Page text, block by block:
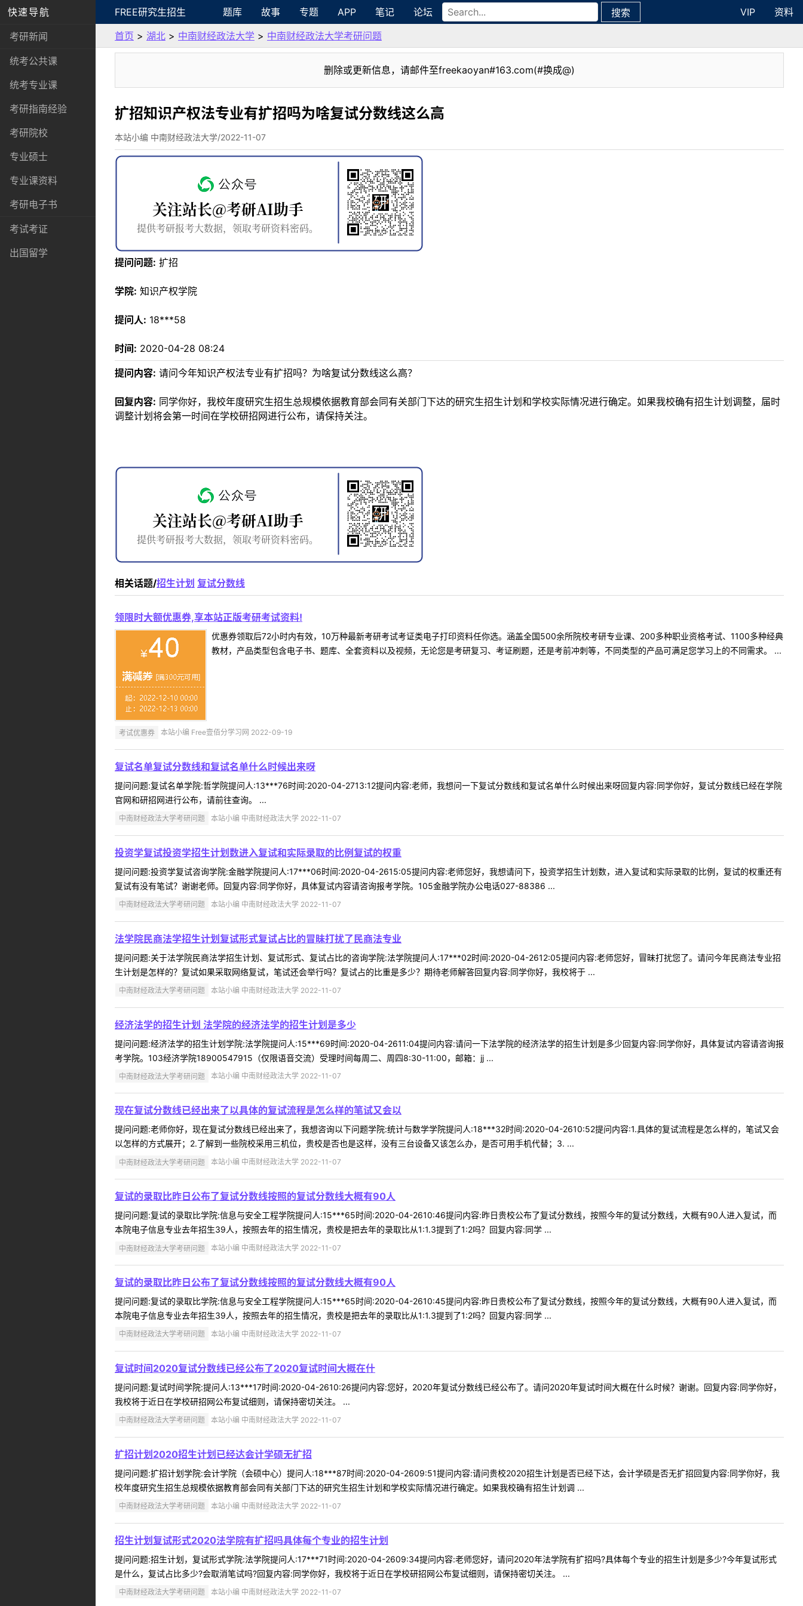
快速导航
考研新闻
统考公共课
统考专业课
考研指南经验
考研院校
专业硕士
专业课资料
考研电子书
考试考证
出国留学
FREE研究生招生 题库 故事 专题 APP 笔记 论坛 搜索 VIP
资料
首页 > 湖北 > 中南财经政法大学 > 中南财经政法大学考研问题
删除或更新信息，请邮件至freekaoyan#163.com(#换成@)
扩招知识产权法专业有扩招吗为啥复试分数线这么高
本站小编 中南财经政法大学/2022-11-07
提问问题: 扩招
学院: 知识产权学院
提问人: 18***58
时间: 2020-04-28 08:24
提问内容: 请问今年知识产权法专业有扩招吗？为啥复试分数线这么高？
回复内容: 同学你好，我校年度研究生招生总规模依据教育部会同有关部门下达的研究生招生计划和学校实际情况进行确定。如果我校确有招生计划调整，届时
调整计划将会第一时间在学校研招网进行公布，请保持关注。
相关话题/招生计划 复试分数线
领限时大额优惠券,享本站正版考研考试资料!
优惠券领取后72小时内有效，10万种最新考研考试考证类电子打印资料任你选。涵盖全国500余所院校考研专业课、200多种职业资格考试、1100多种经典
教材，产品类型包含电子书、题库、全套资料以及视频，无论您是考研复习、考证刷题，还是考前冲刺等，不同类型的产品可满足您学习上的不同需求。 ...
考试优惠券 本站小编 Free壹佰分学习网 2022-09-19
复试名单复试分数线和复试名单什么时候出来呀
提问问题:复试名单学院:哲学院提问人:13***76时间:2020-04-2713:12提问内容:老师，我想问一下复试分数线和复试名单什么时候出来呀回复内容:同学你好，复试分数线已经在学院
官网和研招网进行公布，请前往查询。 ...
中南财经政法大学考研问题 本站小编 中南财经政法大学 2022-11-07
投资学复试投资学招生计划数进入复试和实际录取的比例复试的权重
提问问题:投资学复试咨询学院:金融学院提问人:17***06时间:2020-04-2615:05提问内容:老师您好，我想请问下，投资学招生计划数，进入复试和实际录取的比例，复试的权重还有
复试有没有笔试？谢谢老师。回复内容:同学你好，具体复试内容请咨询报考学院。105金融学院办公电话027-88386 ...
中南财经政法大学考研问题 本站小编 中南财经政法大学 2022-11-07
法学院民商法学招生计划复试形式复试占比的冒昧打扰了民商法专业
提问问题:关于法学院民商法学招生计划、复试形式、复试占比的咨询学院:法学院提问人:17***02时间:2020-04-2612:05提问内容:老师您好，冒昧打扰您了。请问今年民商法专业招
生计划是怎样的？复试如果采取网络复试，笔试还会举行吗？复试占的比重是多少？期待老师解答回复内容:同学你好，我校将于 ...
中南财经政法大学考研问题 本站小编 中南财经政法大学 2022-11-07
经济法学的招生计划 法学院的经济法学的招生计划是多少
提问问题:经济法学的招生计划学院:法学院提问人:15***69时间:2020-04-2611:04提问内容:请问一下法学院的经济法学的招生计划是多少回复内容:同学你好，具体复试内容请咨询报
考学院。103经济学院18900547915（仅限语音交流）受理时间每周二、周四8:30-11:00，邮箱：jj ...
中南财经政法大学考研问题 本站小编 中南财经政法大学 2022-11-07
现在复试分数线已经出来了以具体的复试流程是怎么样的笔试又会以
提问问题:老师你好，现在复试分数线已经出来了，我想咨询以下问题学院:统计与数学学院提问人:18***32时间:2020-04-2610:52提问内容:1.具体的复试流程是怎么样的，笔试又会
以怎样的方式展开；2.了解到一些院校采用三机位，贵校是否也是这样，没有三台设备又该怎么办，是否可用手机代替；3. ...
中南财经政法大学考研问题 本站小编 中南财经政法大学 2022-11-07
复试的录取比昨日公布了复试分数线按照的复试分数线大概有90人
提问问题:复试的录取比学院:信息与安全工程学院提问人:15***65时间:2020-04-2610:46提问内容:昨日贵校公布了复试分数线，按照今年的复试分数线，大概有90人进入复试，而
本院电子信息专业去年招生39人，按照去年的招生情况，贵校是把去年的录取比从1:1.3提到了1:2吗？回复内容:同学 ...
中南财经政法大学考研问题 本站小编 中南财经政法大学 2022-11-07
复试的录取比昨日公布了复试分数线按照的复试分数线大概有90人
提问问题:复试的录取比学院:信息与安全工程学院提问人:15***65时间:2020-04-2610:45提问内容:昨日贵校公布了复试分数线，按照今年的复试分数线，大概有90人进入复试，而
本院电子信息专业去年招生39人，按照去年的招生情况，贵校是把去年的录取比从1:1.3提到了1:2吗？回复内容:同学 ...
中南财经政法大学考研问题 本站小编 中南财经政法大学 2022-11-07
复试时间2020复试分数线已经公布了2020复试时间大概在什
提问问题:复试时间学院:提问人:13***17时间:2020-04-2610:26提问内容:您好，2020年复试分数线已经公布了。请问2020年复试时间大概在什么时候？谢谢。回复内容:同学你好，
我校将于近日在学校研招网公布复试细则，请保持密切关注。 ...
中南财经政法大学考研问题 本站小编 中南财经政法大学 2022-11-07
扩招计划2020招生计划已经达会计学硕无扩招
提问问题:扩招计划学院:会计学院（会硕中心）提问人:18***87时间:2020-04-2609:51提问内容:请问贵校2020招生计划是否已经下达，会计学硕是否无扩招回复内容:同学你好，我
校年度研究生招生总规模依据教育部会同有关部门下达的研究生招生计划和学校实际情况进行确定。如果我校确有招生计划调 ...
中南财经政法大学考研问题 本站小编 中南财经政法大学 2022-11-07
招生计划复试形式2020法学院有扩招吗具体每个专业的招生计划
提问问题:招生计划，复试形式学院:法学院提问人:17***71时间:2020-04-2609:34提问内容:老师您好，请问2020年法学院有扩招吗?具体每个专业的招生计划是多少?今年复试形式
是什么，复试占比多少?会取消笔试吗?回复内容:同学你好，我校将于近日在学校研招网公布复试细则，请保持密切关注。 ...
中南财经政法大学考研问题 本站小编 中南财经政法大学 2022-11-07